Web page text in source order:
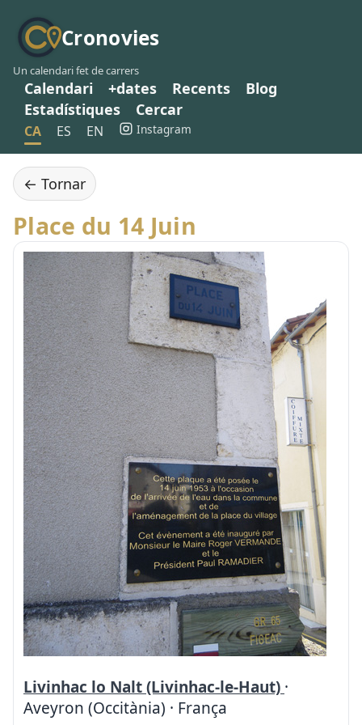
Cronovies
Un calendari fet de carrers
Calendari +dates Recents
Blog
Estadístiques
Cercar
CA ES EN Instagram
← Tornar
Place du 14 Juin
Livinhac lo Nalt (Livinhac-le-Haut) ·
Aveyron (Occitània) · França